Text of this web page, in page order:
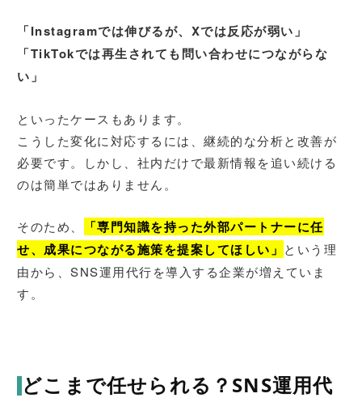
「Instagramでは伸びるが、Xでは反応が弱い」
「TikTokでは再生されても問い合わせにつながらな
い」
といったケースもあります。
こうした変化に対応するには、継続的な分析と改善が
必要です。しかし、社内だけで最新情報を追い続ける
のは簡単ではありません。
そのため、
「専門知識を持った外部パートナーに任
せ、成果につながる施策を提案してほしい」 という理
由から、SNS運用代行を導入する企業が増えていま
す。
どこまで任せられる？SNS運用代